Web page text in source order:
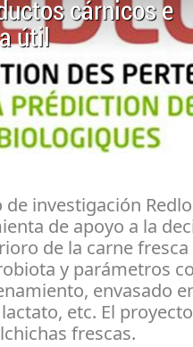
cárnicos e
útil
investigación
de apoyo a la
de la carne
y parámetros
envasado
etc. El
frescas.